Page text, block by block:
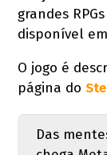
grandes
disponível
O jogo é
página do
Das